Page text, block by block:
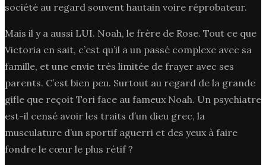
société au regard souvent hautain voire réprobateur.
Mais il y a aussi LUI. Noah, le frère de Rose. Tout ce que
Victoria en sait, c’est qu’il a un passé complexe avec sa
famille, et une envie très limitée de frayer avec ses
parents. C’est bien peu. Surtout au regard de la grande
gifle que reçoit Tori face au fameux Noah. Un psychiatre
est-il censé avoir les traits d’un dieu grec, la
musculature d’un sportif aguerri et des yeux à faire
fondre le cœur le plus rétif ?